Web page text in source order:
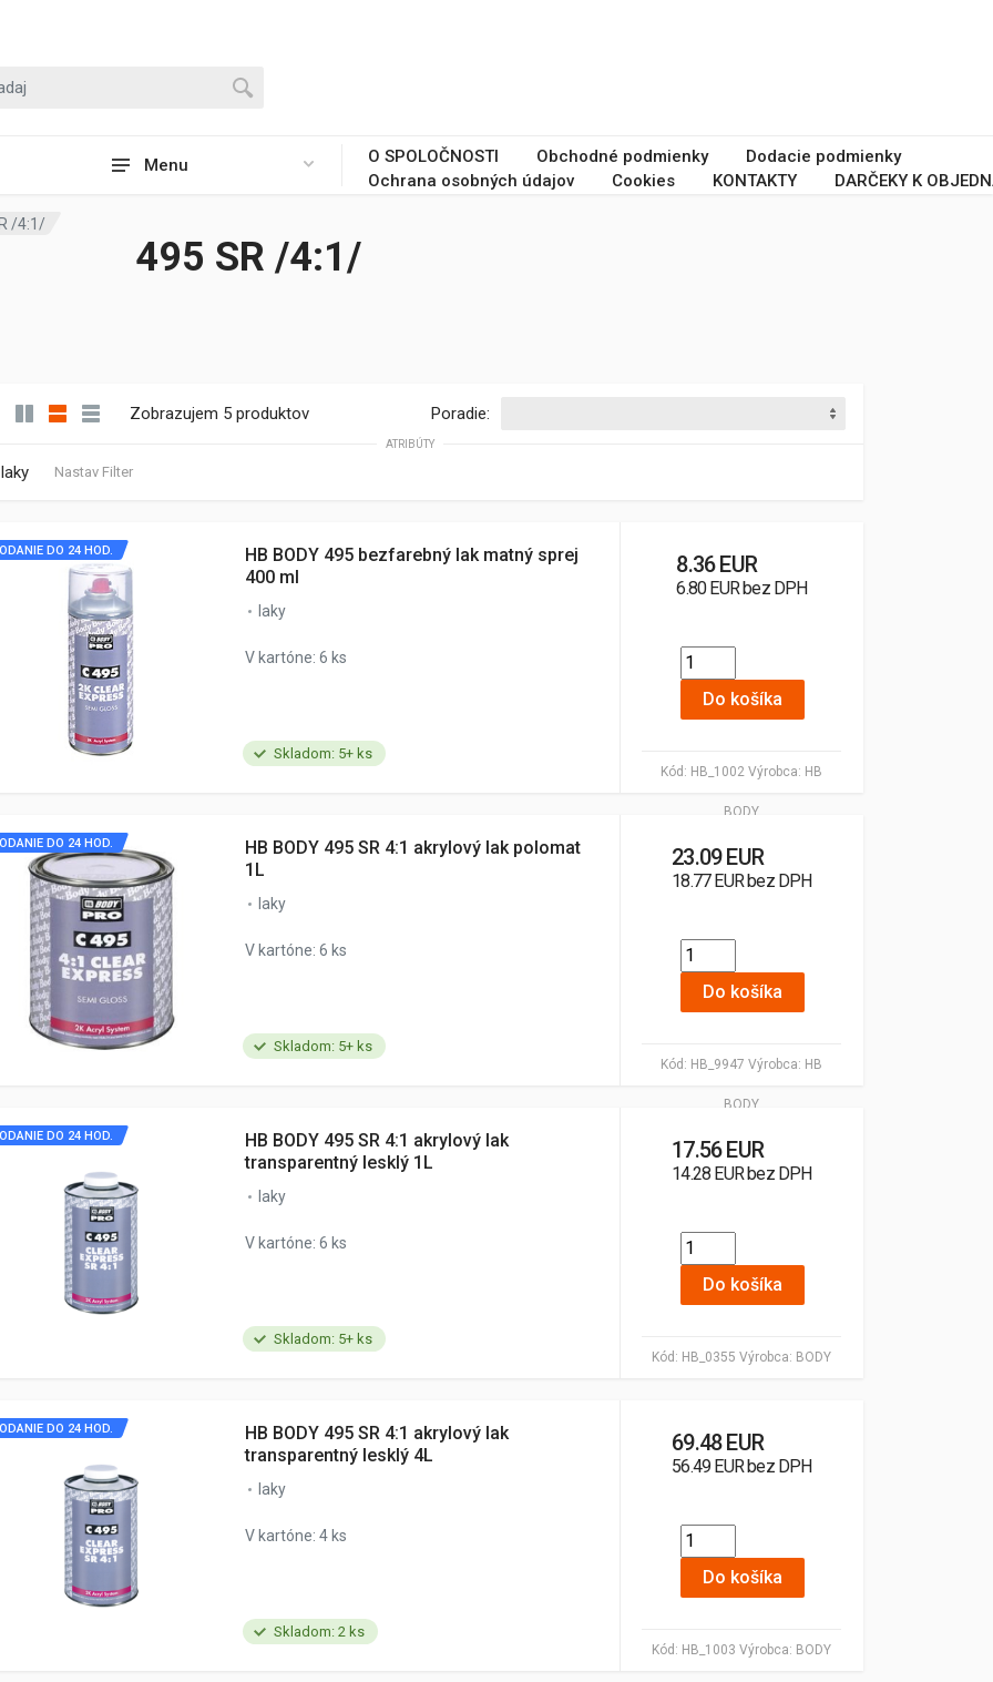
Menu O SPOLOČNOSTI Obchodné podmienky
Dodacie podmienky
Ochrana osobných údajov
Cookies KONTAKTY DARČEKY K
/4:1/
495 SR /4:1/
Zobrazujem 5 produktov Poradie:
ATRIBÚTY
laky Nastav Filter
Skladom: 5+ ks
Kód: HB_1002 Výrobca: HB
BODY
DO 24 HOD.
HB BODY 495 bezfarebný lak matný sprej
400 ml
laky
V kartóne: 6 ks
8.36 EUR
6.80 EUR bez DPH
Do košíka
Skladom: 5+ ks
Kód: HB_9947 Výrobca: HB
BODY
DO 24 HOD.
HB BODY 495 SR 4:1 akrylový lak polomat
1L
laky
V kartóne: 6 ks
23.09 EUR
18.77 EUR bez DPH
Do košíka
Skladom: 5+ ks
Kód: HB_0355 Výrobca: BODY
DO 24 HOD.
HB BODY 495 SR 4:1 akrylový lak
transparentný lesklý 1L
laky
V kartóne: 6 ks
17.56 EUR
14.28 EUR bez DPH
Do košíka
Skladom: 2 ks
Kód: HB_1003 Výrobca: BODY
DO 24 HOD.
HB BODY 495 SR 4:1 akrylový lak
transparentný lesklý 4L
laky
V kartóne: 4 ks
69.48 EUR
56.49 EUR bez DPH
Do košíka